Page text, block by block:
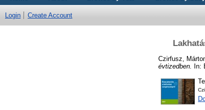
Login Create Account
Czirfusz,
évtizedben. In: